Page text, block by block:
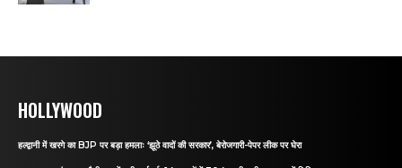
HOLLYWOOD
हल्द्वानी में खरगे का BJP पर बड़ा हमलाः ‘झूठे वादों की सरकार’, बेरोजगारी-पेपर लीक पर घेरा